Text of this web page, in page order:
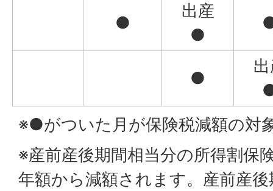
●
出産
●
●
※●がついた月が保険税減額の対
※産前産後期間相当分の所得割保
年額から減額されます。産前産